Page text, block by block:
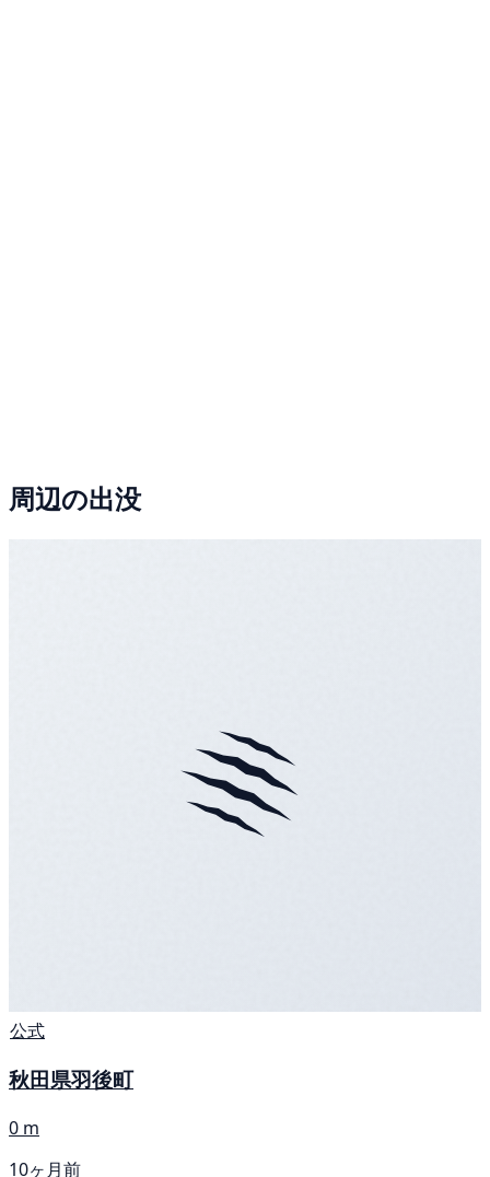
周辺の出没
公式
秋田県羽後町
0 m
10ヶ月前